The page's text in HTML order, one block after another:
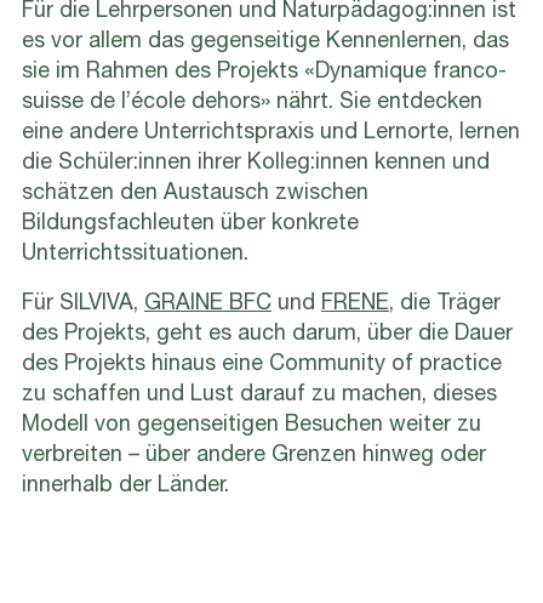
Für die Lehrpersonen und Naturpädagog:innen ist
es vor allem das gegenseitige Kennenlernen, das
sie im Rahmen des Projekts «Dynamique franco-
suisse de l’école dehors» nährt. Sie entdecken
eine andere Unterrichtspraxis und Lernorte, lernen
die Schüler:innen ihrer Kolleg:innen kennen und
schätzen den Austausch zwischen
Bildungsfachleuten über konkrete
Unterrichtssituationen.
Für SILVIVA, GRAINE BFC und FRENE, die Träger
des Projekts, geht es auch darum, über die Dauer
des Projekts hinaus eine Community of practice
zu schaffen und Lust darauf zu machen, dieses
Modell von gegenseitigen Besuchen weiter zu
verbreiten – über andere Grenzen hinweg oder
innerhalb der Länder.